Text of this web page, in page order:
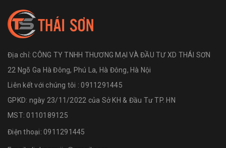
Địa chỉ:CÔNG TY TNHH THƯƠNG MẠI VÀ ĐẦU TƯ XD THÁI SƠN
22 Ngõ Ga Hà Đông, Phú La, Hà Đông, Hà Nội
Liên kết với chúng tôi : 0911291445
GPKD: ngày 23/11/2022 của Sở KH & Đầu Tư TP. HN
MST: 0110189125
Điện thoại: 0911291445